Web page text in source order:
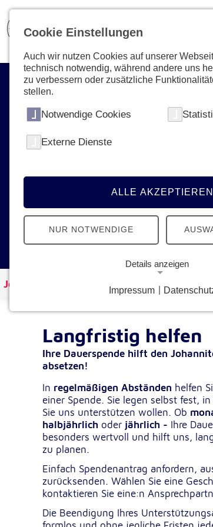
Ihre Unterstützung
Fördermitgliedschaft die Arbeit der
Johanniter unterstützen und
Johanniter Österreich Spenden & Helfen
Langfristig helfen
Ihre Dauerspende hilft den
absetzen!
In regelmäßigen Abständen helfen
einer Spende. Sie legen selbst fest,
Sie uns unterstützen wollen. Ob
halbjährlich oder jährlich - Ihre
besonders wertvoll und hilft uns,
zu planen.
Einfach Spendenantrag anfordern,
zurücksenden. Wählen Sie eine
kontaktieren Sie eine:n
Die Beendigung Ihres
Cookie Einstellungen
Auch wir nutzen Cookies auf unserer
technisch notwendig, während andere uns
zu verbessern oder zusätzliche
stellen.
Notwendige Cookies
Externe Dienste
ALLE AKZEPTIEREN
NUR NOTWENDIGE
Details anzeigen
Notwendige Cookies ermöglichen
und sind für die einwandfreie Funktion der
erforderlich.
Google Analytics Opt-Out-Cookie
Name: gaOptout
Zweck:
Dieser Cookie speichert
Einverständnisoption
Analytics Opt-Out
Cookie Laufzeit:
Einverständnis-Cookie
Name: cookie_consent
Impressum